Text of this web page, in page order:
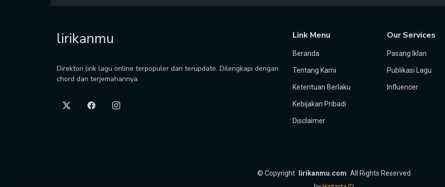
lirikanmu
Direktori lirik lagu online terpopuler dan terupdate. Dilengkapi dengan
chord dan terjemahannya.
Link Menu
Beranda
Tentang Kami
Ketentuan Berlaku
Kebijakan Pribadi
Disclaimer
Our Services
Pasang Iklan
Publikasi Lagu
Influencer
© Copyright lirikanmu.com All Rights Reserved